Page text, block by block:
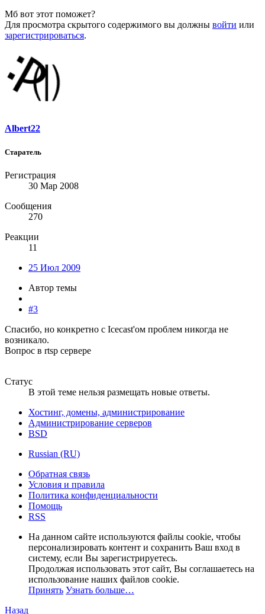
Мб вот этот поможет?
Для просмотра скрытого содержимого вы должны войти или
зарегистрироваться.
Albert22
Старатель
Регистрация
30 Мар 2008
Сообщения
270
Реакции
11
25 Июл 2009
Автор темы
#3
Спасибо, но конкретно с Icecast'ом проблем никогда не
возникало.
Вопрос в rtsp сервере
Статус
В этой теме нельзя размещать новые ответы.
Хостинг, домены, администрирование
Администрирование серверов
BSD
Russian (RU)
Обратная связь
Условия и правила
Политика конфиденциальности
Помощь
RSS
На данном сайте используются файлы cookie, чтобы
персонализировать контент и сохранить Ваш вход в
систему, если Вы зарегистрируетесь.
Продолжая использовать этот сайт, Вы соглашаетесь на
использование наших файлов cookie.
Принять Узнать больше…
Назад